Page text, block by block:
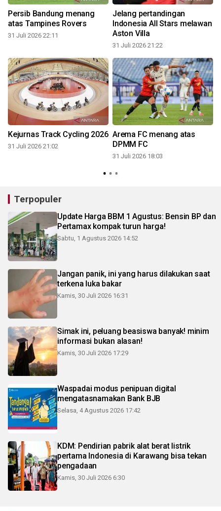
Persib Bandung menang
atas Tampines Rovers
31 Juli 2026 22:11
Jelang pertandingan
Indonesia All Stars melawan
Aston Villa
31 Juli 2026 21:22
Kejurnas Track Cycling 2026
31 Juli 2026 21:02
Arema FC menang atas
DPMM FC
31 Juli 2026 18:03
Terpopuler
Update Harga BBM 1 Agustus: Bensin BP dan
Pertamax kompak turun harga!
Sabtu, 1 Agustus 2026 14:52
Jangan panik, ini yang harus dilakukan saat
terkena luka bakar
Kamis, 30 Juli 2026 16:31
Simak ini, peluang beasiswa banyak! minim
informasi bukan alasan!
Kamis, 30 Juli 2026 17:29
Waspadai modus penipuan digital
mengatasnamakan Bank BJB
Selasa, 4 Agustus 2026 17:42
KDM: Pendirian pabrik alat berat listrik
pertama Indonesia di Karawang bisa tekan
pengadaan
Kamis, 30 Juli 2026 6:30